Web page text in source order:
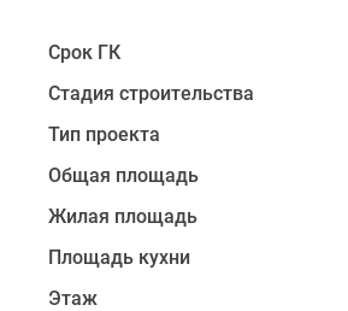
Срок ГК
Стадия строительства
Тип проекта
Общая площадь
Жилая площадь
Площадь кухни
Этаж